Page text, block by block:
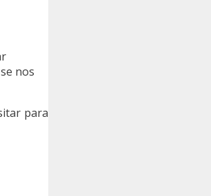
nos
para